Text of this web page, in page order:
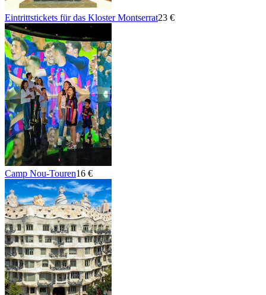
Eintrittstickets für das Kloster Montserrat23 €
Camp Nou-Touren16 €